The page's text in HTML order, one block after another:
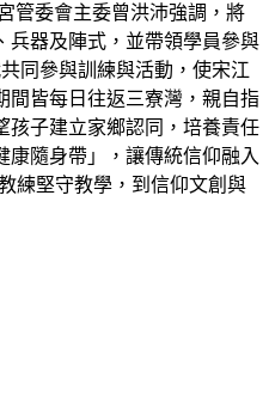
管委會主委曾洪沛強調，將
兵器及陣式，並帶領學員參與
同參與訓練與活動，使宋江
間皆每日往返三寮灣，親自指
孩子建立家鄉認同，培養責任
隨身帶」，讓傳統信仰融入
練堅守教學，到信仰文創與